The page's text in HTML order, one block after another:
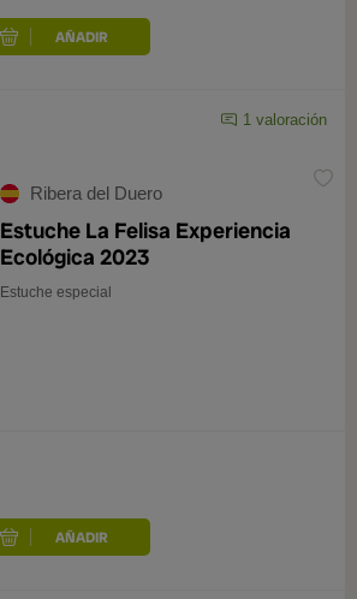
1 valoración
Ribera del Duero
Estuche La Felisa Experiencia
Ecológica 2023
Estuche especial